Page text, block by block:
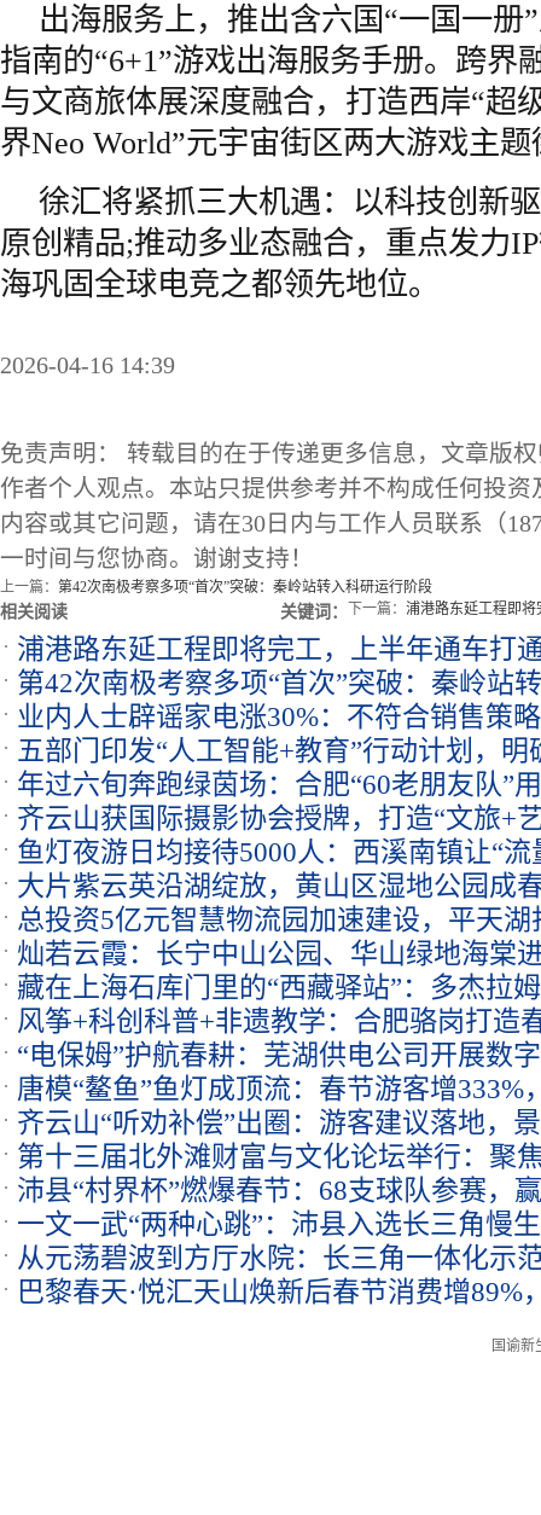
出海服务上，推出含六国“一国一册
指南的“6+1”游戏出海服务手册。跨界
与文商旅体展深度融合，打造西岸“超
界Neo World”元宇宙街区两大游戏主
徐汇将紧抓三大机遇：以科技创新
原创精品;推动多业态融合，重点发力
海巩固全球电竞之都领先地位。
2026-04-16 14:39
免责声明： 转载目的在于传递更多信息，文章版
作者个人观点。本站只提供参考并不构成任何投
内容或其它问题，请在30日内与工作人员联系（
一时间与您协商。谢谢支持！
上一篇： 第42次南极考察多项“首次”突破：秦岭站转入科研运行阶段
下一篇： 浦港路东延工程即
相关阅读 关键词：
浦港路东延工程即将完工，上半年通车打
第42次南极考察多项“首次”突破：秦岭站
业内人士辟谣家电涨30%：不符合销售策
五部门印发“人工智能+教育”行动计划，
年过六旬奔跑绿茵场：合肥“60老朋友队”
齐云山获国际摄影协会授牌，打造“文旅+
鱼灯夜游日均接待5000人：西溪南镇让“流
大片紫云英沿湖绽放，黄山区湿地公园成
总投资5亿元智慧物流园加速建设，平天
合先导区”
灿若云霞：长宁中山公园、华山绿地海棠
藏在上海石库门里的“西藏驿站”：多杰拉
香风筝+科创科普+非遗教学：合肥骆岗打造
“电保姆”护航春耕：芜湖供电公司开展数
唐模“鳌鱼”鱼灯成顶流：春节游客增333%
红”
齐云山“听劝补偿”出圈：游客建议落地，
第十三届北外滩财富与文化论坛举行：聚
共生
沛县“村界杯”燃爆春节：68支球队参赛，
一文一武“两种心跳”：沛县入选长三角慢
从元荡碧波到方厅水院：长三角一体化示
全国推广
巴黎春天·悦汇天山焕新后春节消费增89%
国谕新